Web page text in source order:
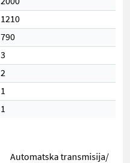
1210
790
3
2
1
1
Automatska transmisija/